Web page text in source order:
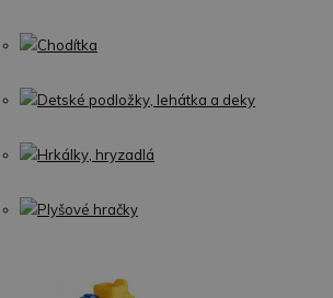
Chodítka
Detské podložky, lehátka a deky
Hrkálky, hryzadlá
Plyšové hračky